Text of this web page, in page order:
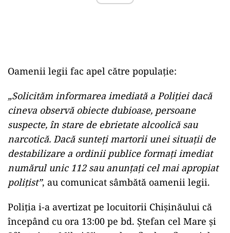
Oamenii legii fac apel către populație:
„Solicităm informarea imediată a Poliţiei dacă
cineva observă obiecte dubioase, persoane
suspecte, în stare de ebrietate alcoolică sau
narcotică. Dacă sunteţi martorii unei situaţii de
destabilizare a ordinii publice formaţi imediat
numărul unic 112 sau anunţaţi cel mai apropiat
poliţist”, au comunicat sâmbătă oamenii legii.
Poliţia i-a avertizat pe locuitorii Chişinăului că
începând cu ora 13:00 pe bd. Ştefan cel Mare şi